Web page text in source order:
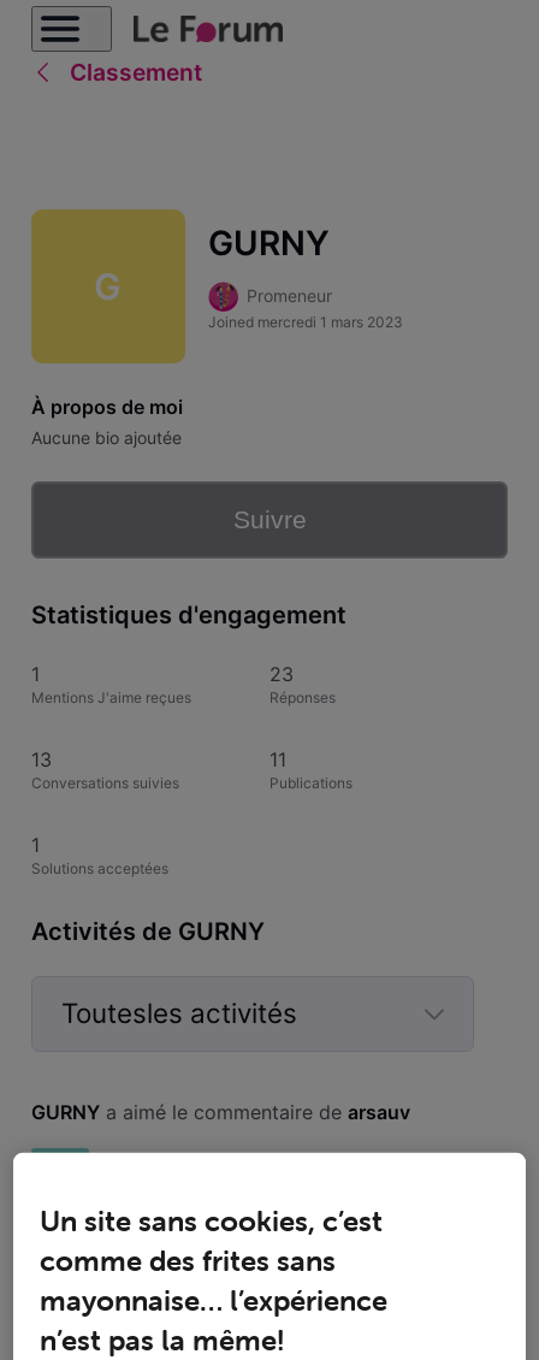
Classement
G
GURNY
Promeneur
Joined mercredi 1 mars 2023
À propos de moi
Aucune bio ajoutée
Suivre
Statistiques d'engagement
1
Mentions J'aime reçues
23
Réponses
13
Conversations suivies
11
Publications
1
Solutions acceptées
Activités de GURNY
Toutesles activités
Toutesles
activités
GURNY a aimé le commentaire de arsauv
Bonjour @GURNY et @Jimmy123 , Bonne chance à vous
deux pour la suite, je reconnais dans le contenu de vos
posts les instructions que j'ai eues du service technique
concernant les procédures pour résoudre le problème qui
n'ont abouti à rien depuis un
0 0 0
Un site sans cookies, c’est
comme des frites sans
mayonnaise… l’expérience
n’est pas la même!